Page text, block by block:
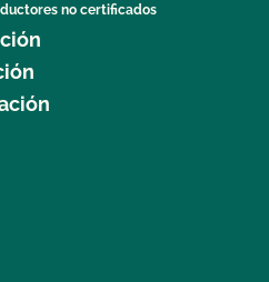
no certificados